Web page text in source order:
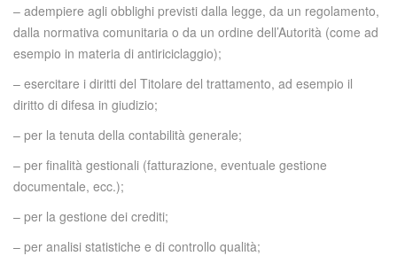
– adempiere agli obblighi previsti dalla legge, da un regolamento,
dalla normativa comunitaria o da un ordine dell’Autorità (come ad
esempio in materia di antiriciclaggio);
– esercitare i diritti del Titolare del trattamento, ad esempio il
diritto di difesa in giudizio;
– per la tenuta della contabilità generale;
– per finalità gestionali (fatturazione, eventuale gestione
documentale, ecc.);
– per la gestione dei crediti;
– per analisi statistiche e di controllo qualità;